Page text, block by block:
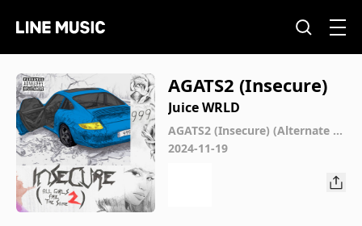
AGATS2 (Insecure)
Juice WRLD
AGATS2 (Insecure) (Alternate V
ersions)
2024-11-19